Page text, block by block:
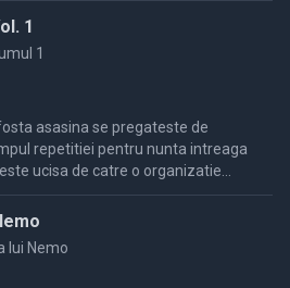
1
1
repetitiei pentru nunta intreaga
catre o organizatie
scapa si sta patru ani in coma,
...
lui Nemo